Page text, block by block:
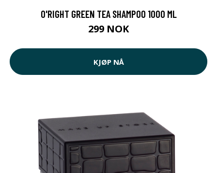
O'RIGHT GREEN TEA SHAMPOO 1000 ML
299 NOK
KJØP NÅ